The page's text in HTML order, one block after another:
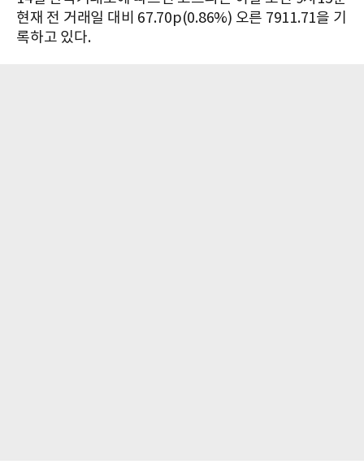
현재 전 거래일 대비 67.70p(0.86%) 오른 7911.71을 기
록하고 있다.